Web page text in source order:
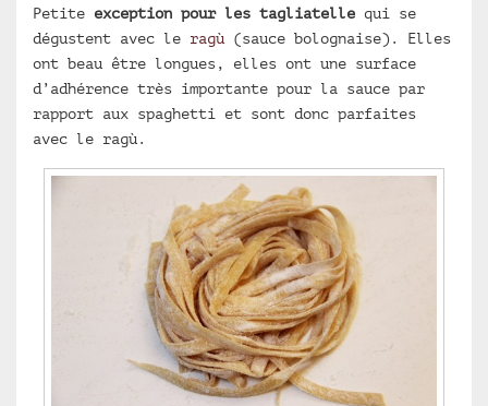
Petite exception pour les tagliatelle qui se
dégustent avec le ragù (sauce bolognaise). Elles
ont beau être longues, elles ont une surface
d’adhérence très importante pour la sauce par
rapport aux spaghetti et sont donc parfaites
avec le ragù.